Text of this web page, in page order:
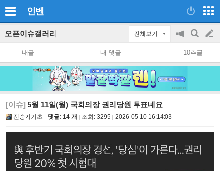
인벤
오픈이슈갤러리 전체보기
공
지
on/off
검
색
글
쓰
내글 내 댓글 10추글
[이슈] 5월 11일(월) 국회의장 권리당원 투표네요
전승지기초 댓글: 14 개 조회: 3295 2026-05-10 16:14:03